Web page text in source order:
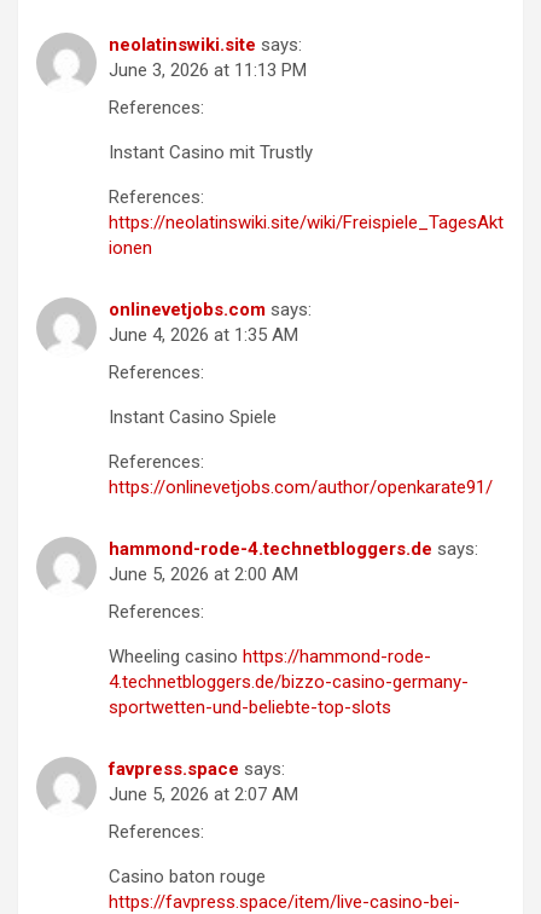
neolatinswiki.site says:
June 3, 2026 at 11:13 PM
References:
Instant Casino mit Trustly
References:
https://neolatinswiki.site/wiki/Freispiele_TagesAkt
ionen
onlinevetjobs.com says:
June 4, 2026 at 1:35 AM
References:
Instant Casino Spiele
References:
https://onlinevetjobs.com/author/openkarate91/
hammond-rode-4.technetbloggers.de says:
June 5, 2026 at 2:00 AM
References:
Wheeling casino https://hammond-rode-
4.technetbloggers.de/bizzo-casino-germany-
sportwetten-und-beliebte-top-slots
favpress.space says:
June 5, 2026 at 2:07 AM
References:
Casino baton rouge
https://favpress.space/item/live-casino-bei-